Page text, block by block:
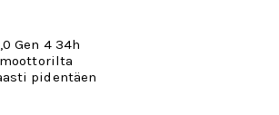
Gen 4 34h
pidentäen